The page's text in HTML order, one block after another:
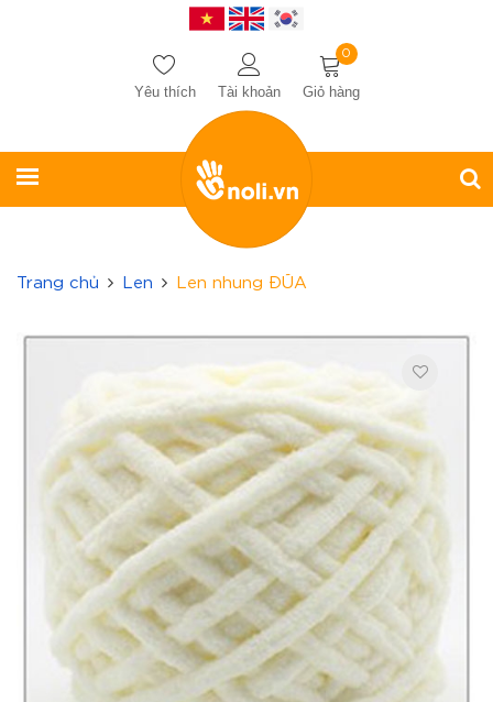
0
Giỏ hàng
Tài khoản
Yêu thích
Trang chủ Len Len nhung ĐŨA